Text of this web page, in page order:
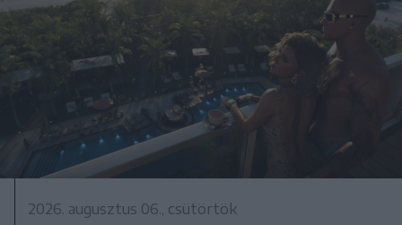
2026. augusztus 06., csütörtök